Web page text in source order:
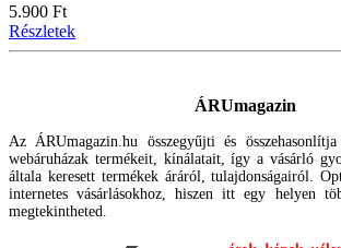
5.900 Ft
Részletek
ÁRUmagazin
Az ÁRUmagazin.hu összegyűjti és
webáruházak termékeit, kínálatait, így a vásárló
általa keresett termékek áráról, tulajdonságairól.
internetes vásárlásokhoz, hiszen itt egy helyen
megtekintheted.